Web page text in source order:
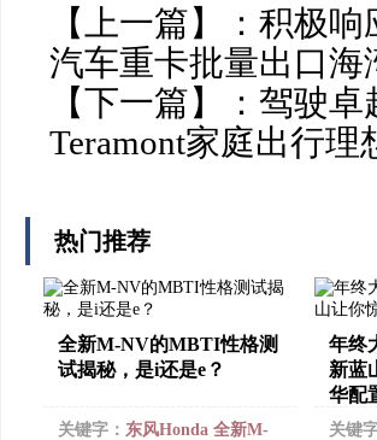
【上一篇】： 积极响
汽车重卡批量出口海
【下一篇】： 驾驶卓
Teramont家庭出行理
热门推荐
全新M-NV的MBTI性格测
试揭秘，是i还是e？
关键字： 东风Honda 全新M-
年终
新蓝
华配
关键